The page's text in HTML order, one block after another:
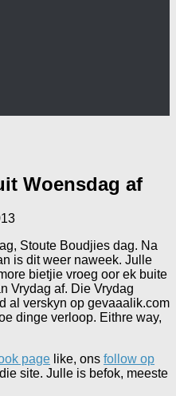
Woensdag af
Stoute Boudjies dag. Na
is dit weer naweek. Julle
bietjie vroeg oor ek buite
Vrydag af. Die Vrydag
al verskyn op gevaaalik.com
dinge verloop. Eithre way,
page like, ons follow op
site. Julle is befok, meeste